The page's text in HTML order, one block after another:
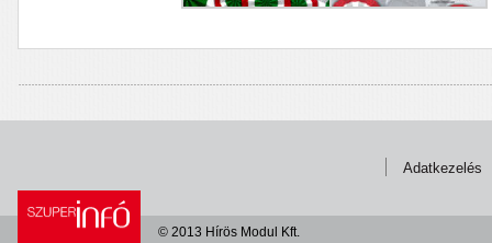
Adatkezelés
© 2013 Hírös Modul Kft.